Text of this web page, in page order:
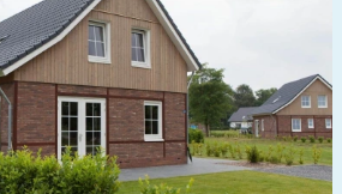
4 5
4 5